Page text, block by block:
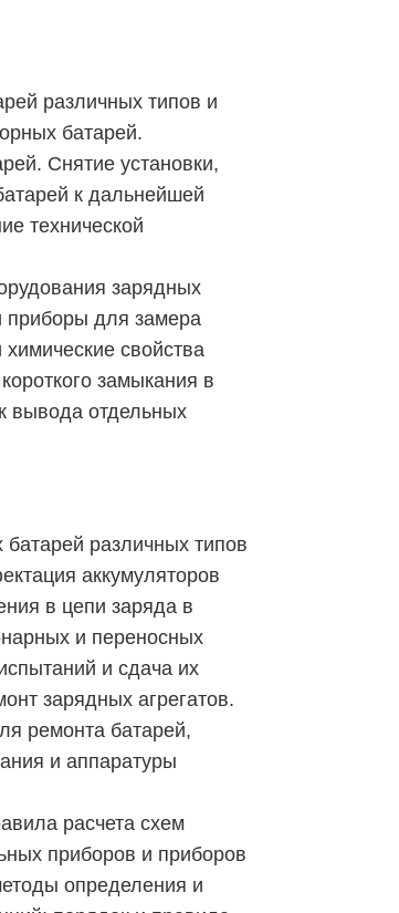
различных типов и
батарей.
Снятие установки,
к дальнейшей
технической
зарядных
приборы для замера
свойства
замыкания в
вывода отдельных
различных типов
аккумуляторов
в цепи заряда в
и переносных
и сдача их
зарядных агрегатов.
ремонта батарей,
и аппаратуры
расчета схем
приборов и приборов
определения и